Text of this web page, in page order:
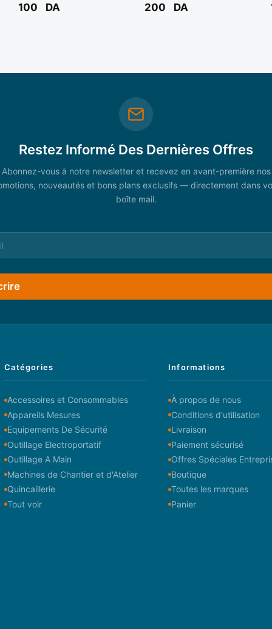
100 DA 200 DA
Restez Informé Des Dernières Offres
Abonnez-vous à notre newsletter et recevez en avant-première nos
nouveautés et bons plans exclusifs — directement dans
boîte mail.
Catégories
Accessoires et Consommables
Appareils Mesures
Equipements De Sécurité
Outillage Electroportatif
Outillage A Main
Machines de Chantier et d'Atelier
Quincaillerie
Tout voir
Informations
À propos de nous
Conditions d'utilisation
Livraison
Paiement sécurisé
Offres Spéciales
Boutique
Toutes les marques
Panier